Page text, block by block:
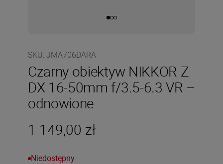
SKU: JMA706DARA
Czarny obiektyw NIKKOR Z
DX 16-50mm f/3.5-6.3 VR –
odnowione
1 149,00 zł
Niedostępny